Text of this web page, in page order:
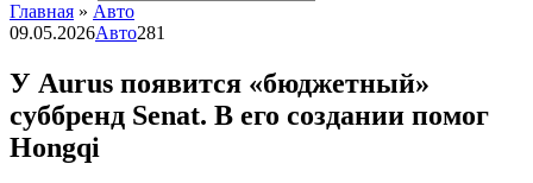
Главная » Авто
09.05.2026Авто281
У Aurus появится «бюджетный»
суббренд Senat. В его создании помог
Hongqi